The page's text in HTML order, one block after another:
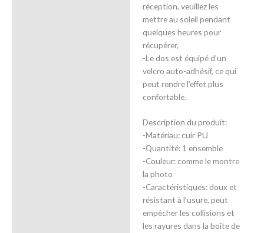
réception, veuillez les
mettre au soleil pendant
quelques heures pour
récupérer,
-Le dos est équipé d’un
velcro auto-adhésif, ce qui
peut rendre l’effet plus
confortable.
Description du produit:
-Matériau: cuir PU
-Quantité: 1 ensemble
-Couleur: comme le montre
la photo
-Caractéristiques: doux et
résistant à l’usure, peut
empêcher les collisions et
les rayures dans la boîte de